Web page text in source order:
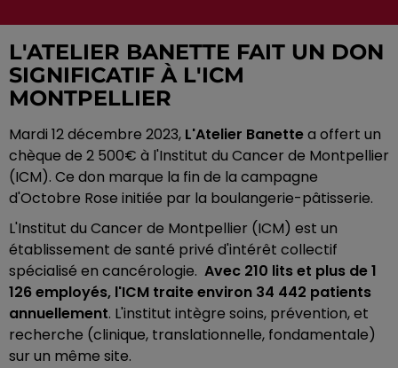
L'ATELIER BANETTE FAIT UN DON
SIGNIFICATIF À L'ICM
MONTPELLIER
Mardi 12 décembre 2023, L'Atelier Banettea offert un
chèque de 2 500€ à l'Institut du Cancer de Montpellier
(ICM). Ce don marque la fin de la campagne
d'Octobre Rose initiée par la boulangerie-pâtisserie.
L'Institut du Cancer de Montpellier (ICM) est un
établissement de santé privé d'intérêt collectif
spécialisé en cancérologie. Avec 210 lits et plus de 1
126 employés, l'ICM traite environ 34 442 patients
annuellement. L'institut intègre soins, prévention, et
recherche (clinique, translationnelle, fondamentale)
sur un même site.